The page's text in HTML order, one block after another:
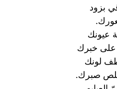
بزود
عيونك
على خبرك
لونك
صبرك.